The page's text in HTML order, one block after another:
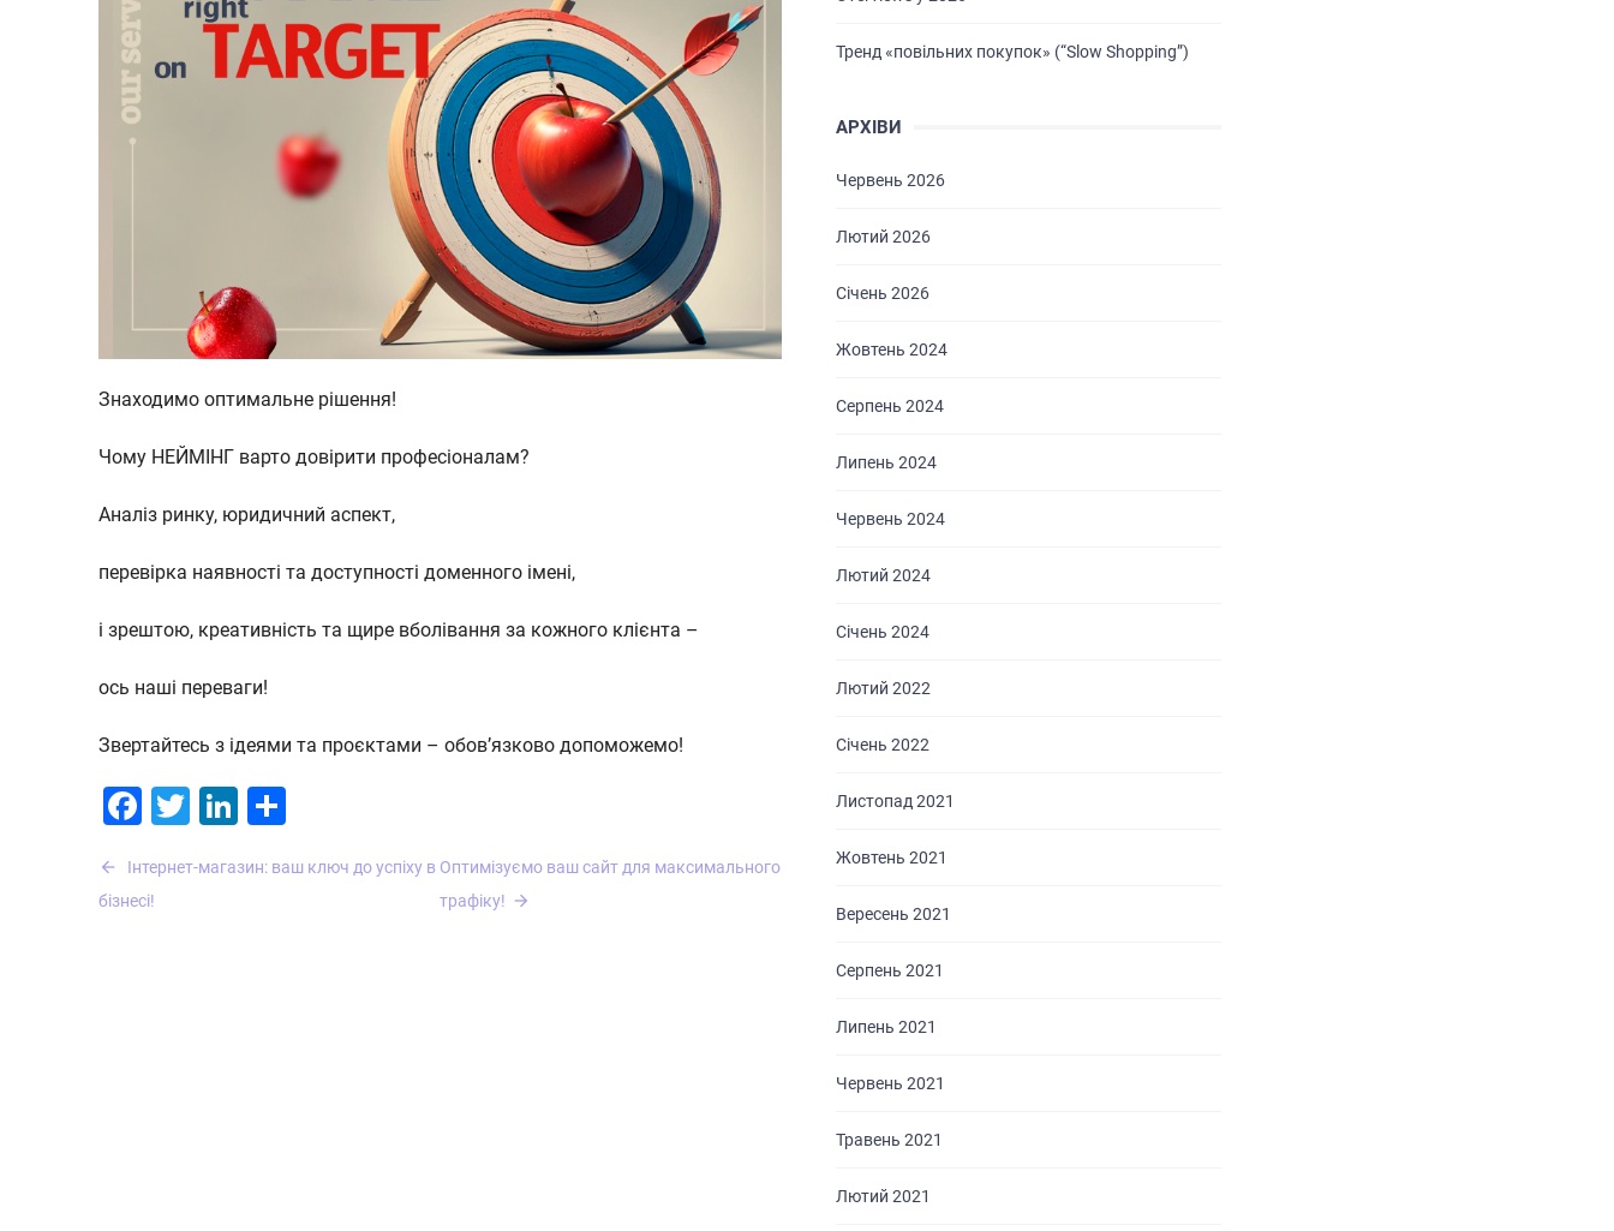
Знаходимо оптимальне рішення!
Чому НЕЙМІНГ варто довірити професіоналам?
Аналіз ринку, юридичний аспект,
перевірка наявності та доступності доменного імені,
і зрештою, креативність та щире вболівання за кожного клієнта –
ось наші переваги!
Звертайтесь з ідеями та проєктами – обов’язково допоможемо!
Facebook
TwitterLinkedIn
Навігація
записів
Інтернет-магазин: ваш ключ до успіху в
бізнесі!
Оптимізуємо ваш сайт для максимального
трафіку!
Тренд «повільних покупок» (“Slow Shopping”)
АРХІВИ
Червень 2026
Лютий 2026
Січень 2026
Жовтень 2024
Серпень 2024
Липень 2024
Червень 2024
Лютий 2024
Січень 2024
Лютий 2022
Січень 2022
Листопад 2021
Жовтень 2021
Вересень 2021
Серпень 2021
Липень 2021
Червень 2021
Травень 2021
Лютий 2021